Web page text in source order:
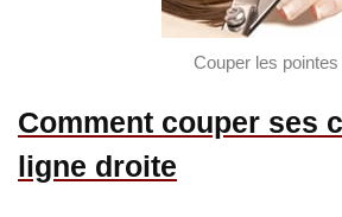
Couper les pointes
:Comment couper ses
ligne droite